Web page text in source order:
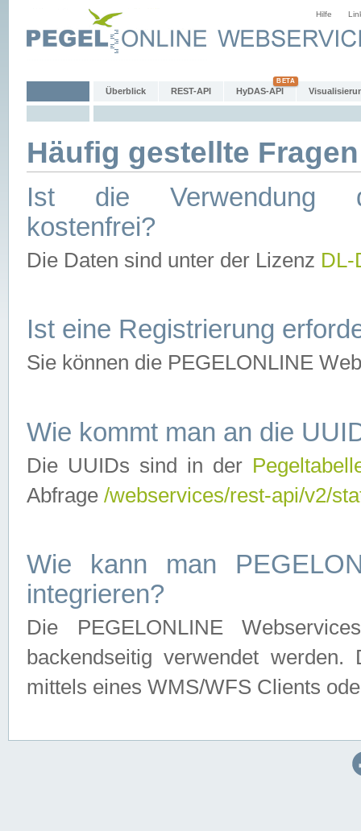
Hilfe
Überblick REST-API HyDAS-API
Häufig gestellte
Ist die Verwendung
kostenfrei?
Die Daten sind unter der Lizenz
Ist eine Registrierung
Sie können die PEGELONLINE
Wie kommt man an die
Die UUIDs sind in der
Abfrage /webservices/rest-api/v2/
Wie kann man
integrieren?
Die PEGELONLINE
backendseitig verwendet
mittels eines WMS/WFS Clients